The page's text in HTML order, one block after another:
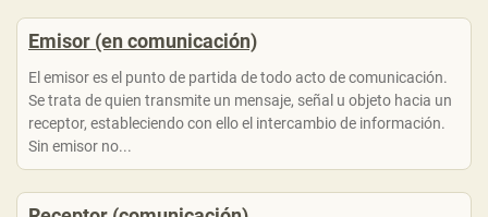
Emisor (en comunicación)
El emisor es el punto de partida de todo acto de comunicación.
Se trata de quien transmite un mensaje, señal u objeto hacia un
receptor, estableciendo con ello el intercambio de información.
Sin emisor no...